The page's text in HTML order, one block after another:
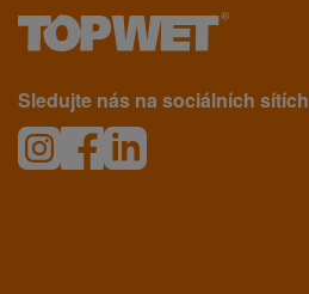
Sledujte nás na sociálních sítích